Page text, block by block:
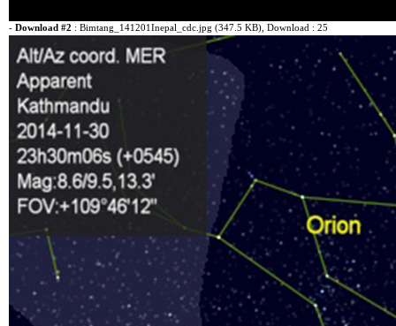
- Download #2 : Bimtang_141201Inepal_cdc.jpg (347.5 KB) , Download : 25